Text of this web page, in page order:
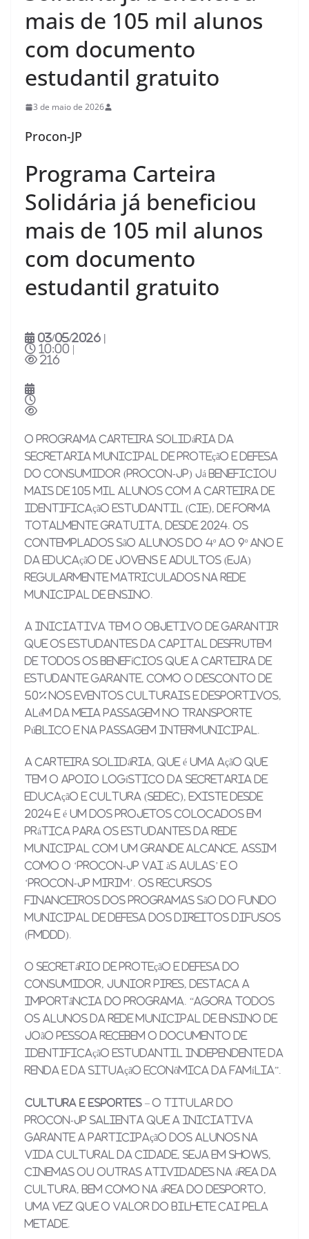
mais de 105 mil alunos
com documento
estudantil gratuito
3 de maio de 2026
Procon-JP
Programa Carteira
Solidária já beneficiou
mais de 105 mil alunos
com documento
estudantil gratuito
03/05/2026 |
10:00 |
216
O programa Carteira Solidária da
Secretaria Municipal de Proteção e Defesa
do Consumidor (Procon-JP) já beneficiou
mais de 105 mil alunos com a Carteira de
Identificação Estudantil (CIE), de forma
totalmente gratuita, desde 2024. Os
contemplados são alunos do 4º ao 9º ano e
da Educação de Jovens e Adultos (EJA)
regularmente matriculados na Rede
Municipal de Ensino.
A iniciativa tem o objetivo de garantir
que os estudantes da Capital desfrutem
de todos os benefícios que a carteira de
estudante garante, como o desconto de
50% nos eventos culturais e desportivos,
além da meia passagem no transporte
público e na passagem intermunicipal.
A Carteira Solidária, que é uma ação que
tem o apoio logístico da Secretaria de
Educação e Cultura (Sedec), existe desde
2024 e é um dos projetos colocados em
prática para os estudantes da Rede
Municipal com um grande alcance, assim
como o ‘Procon-JP vai às aulas’ e o
‘Procon-JP Mirim’. Os recursos
financeiros dos programas são do Fundo
Municipal de Defesa dos Direitos Difusos
(FMDDD).
O secretário de Proteção e Defesa do
Consumidor, Junior Pires, destaca a
importância do programa. “Agora todos
os alunos da Rede Municipal de Ensino de
João Pessoa recebem o documento de
identificação estudantil independente da
renda e da situação econômica da família”.
Cultura e esportes – O titular do
Procon-JP salienta que a iniciativa
garante a participação dos alunos na
vida cultural da cidade, seja em shows,
cinemas ou outras atividades na área da
cultura, bem como na área do desporto,
uma vez que o valor do bilhete cai pela
metade.